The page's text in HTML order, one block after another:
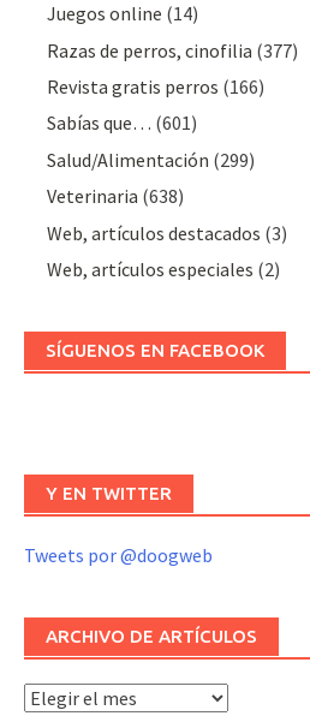
Juegos online (14)
Razas de perros, cinofilia (377)
Revista gratis perros (166)
Sabías que… (601)
Salud/Alimentación (299)
Veterinaria (638)
Web, artículos destacados (3)
Web, artículos especiales (2)
SÍGUENOS EN FACEBOOK
Y EN TWITTER
Tweets por @doogweb
ARCHIVO DE ARTÍCULOS
Archivo